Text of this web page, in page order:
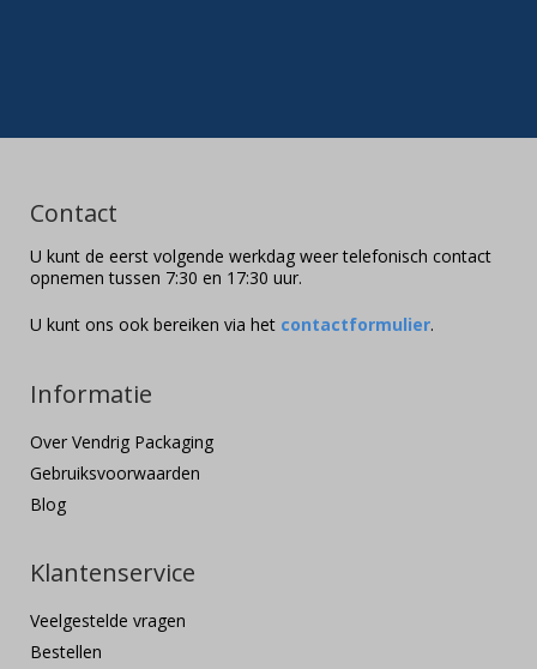
Contact
U kunt de eerst volgende werkdag weer telefonisch contact
opnemen tussen 7:30 en 17:30 uur.
U kunt ons ook bereiken via het contactformulier.
Informatie
Over Vendrig Packaging
Gebruiksvoorwaarden
Blog
Klantenservice
Veelgestelde vragen
Bestellen